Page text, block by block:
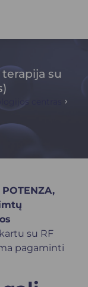
su
centras
su RF
pagaminti